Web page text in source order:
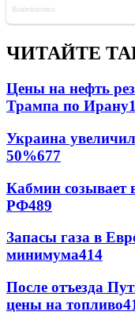
ЧИТАЙТЕ
Цены на нефть
Трампа по Ирану
Украина
50%677
Кабмин созывает
РФ489
Запасы газа в
минимума414
После отъезда
цены на топливо